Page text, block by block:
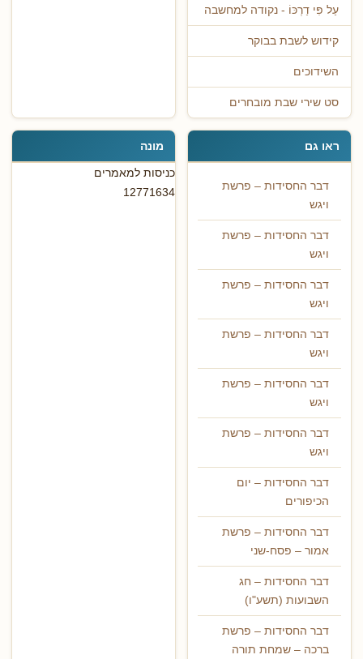
עַל פִּי דַרְכּוֹ - נקודה למחשבה
קידוש לשבת בבוקר
השידוכים
סט שירי שבת מובחרים
ראו גם
דבר החסידות – פרשת
ויגש
דבר החסידות – פרשת
ויגש
דבר החסידות – פרשת
ויגש
דבר החסידות – פרשת
ויגש
דבר החסידות – פרשת
ויגש
דבר החסידות – פרשת
ויגש
דבר החסידות – יום
הכיפורים
דבר החסידות – פרשת
אמור – פסח-שני
דבר החסידות – חג
השבועות (תשע"ו)
דבר החסידות – פרשת
ברכה – שמחת תורה
מונה
כניסות למאמרים
12771634